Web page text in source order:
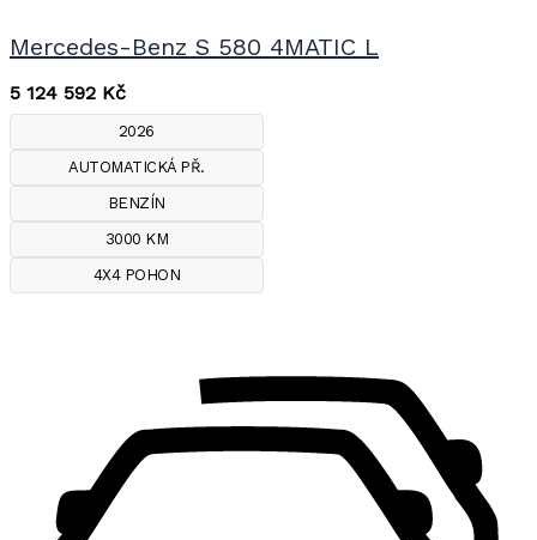
Mercedes-Benz S 580 4MATIC L
5 124 592 Kč
2026
AUTOMATICKÁ PŘ.
BENZÍN
3000 KM
4X4 POHON